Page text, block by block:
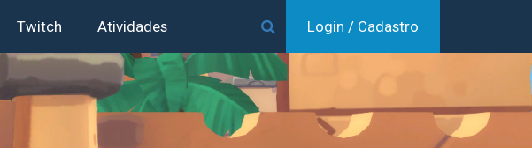
Twitch Atividades Login / Cadastro